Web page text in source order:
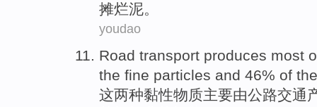
摊烂泥。
youdao
Road transport produces most
the fine particles and 46% of
这两种黏性物质主要由公路交通